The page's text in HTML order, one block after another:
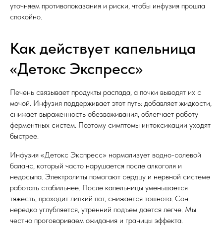
уточняем противопоказания и риски, чтобы инфузия прошла
спокойно.
Как действует капельница
«Детокс Экспресс»
Печень связывает продукты распада, а почки выводят их с
мочой. Инфузия поддерживает этот путь: добавляет жидкости,
снижает выраженность обезвоживания, облегчает работу
ферментных систем. Поэтому симптомы интоксикации уходят
быстрее.
Инфузия «Детокс Экспресс» нормализует водно-солевой
баланс, который часто нарушается после алкоголя и
недосыпа. Электролиты помогают сердцу и нервной системе
работать стабильнее. После капельницы уменьшается
тяжесть, проходит липкий пот, снижается тошнота. Сон
нередко углубляется, утренний подъем дается легче. Мы
честно проговариваем ожидания и границы эффекта.